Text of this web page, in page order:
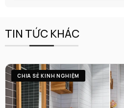
TIN TỨC KHÁC
CHIA SẺ KINH NGHIỆM